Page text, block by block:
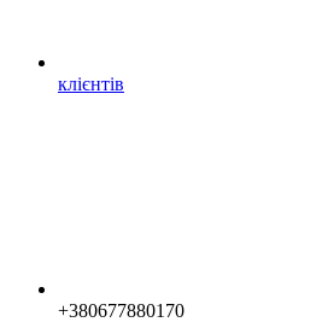
клієнтів
+380677880170